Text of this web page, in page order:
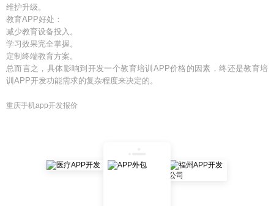
维护升级。
教育APP好处：
减少教育设备投入。
学习效果完全掌握。
定制终端教育方案。
总而言之，具体影响到开发一个教育培训APP价格的因素，终还是教育培
训APP开发功能需求的复杂程度来决定的。
重庆手机app开发报价